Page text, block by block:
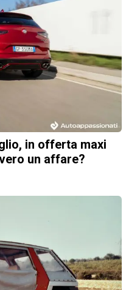
in offerta maxi
un affare?